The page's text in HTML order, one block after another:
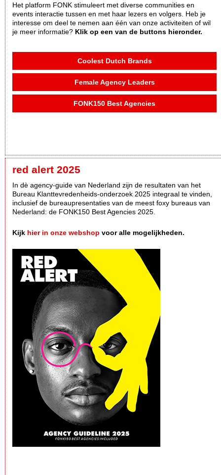
Het platform FONK stimuleert met diverse communities en
events interactie tussen en met haar lezers en volgers. Heb je
interesse om deel te nemen aan één van onze activiteiten of wil
je meer informatie? Klik op een van de buttons hieronder.
Coolest Dutch Brands
Female Agency Leaders
FONK150 Best Agencies
red alert 2025
In dè agency-guide van Nederland zijn de resultaten van het
Bureau Klanttevredenheids-onderzoek 2025 integraal te vinden,
inclusief de bureaupresentaties van de meest foxy bureaus van
Nederland: de FONK150 Best Agencies 2025.
Kijk hier in onze webshop voor alle mogelijkheden.